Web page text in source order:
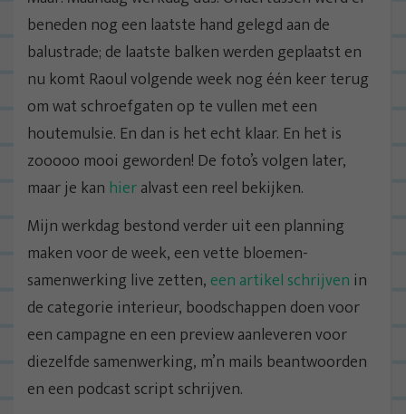
beneden nog een laatste hand gelegd aan de
balustrade; de laatste balken werden geplaatst en
nu komt Raoul volgende week nog één keer terug
om wat schroefgaten op te vullen met een
houtemulsie. En dan is het echt klaar. En het is
zooooo mooi geworden! De foto’s volgen later,
maar je kan hieralvast een reel bekijken.
Mijn werkdag bestond verder uit een planning
maken voor de week, een vette bloemen-
samenwerking live zetten,een artikel schrijven in
de categorie interieur, boodschappen doen voor
een campagne en een preview aanleveren voor
diezelfde samenwerking, m’n mails beantwoorden
en een podcast script schrijven.